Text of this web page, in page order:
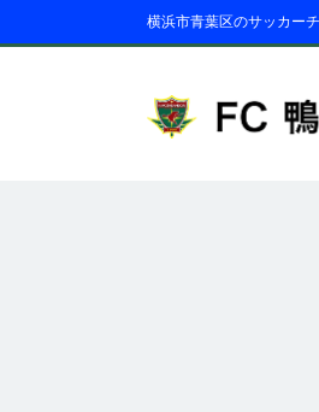
横浜市青葉区のサッカー